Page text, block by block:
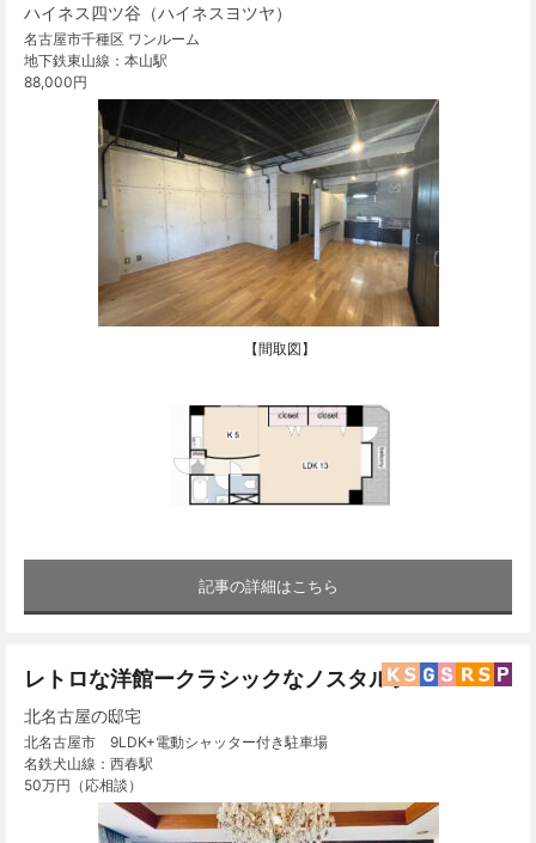
ハイネス四ツ谷（ハイネスヨツヤ）
名古屋市千種区 ワンルーム
地下鉄東山線：本山駅
88,000円
【間取図】
記事の詳細はこちら
レトロな洋館ークラシックなノスタルジー
北名古屋の邸宅
北名古屋市 9LDK+電動シャッター付き駐車場
名鉄犬山線：西春駅
50万円（応相談）